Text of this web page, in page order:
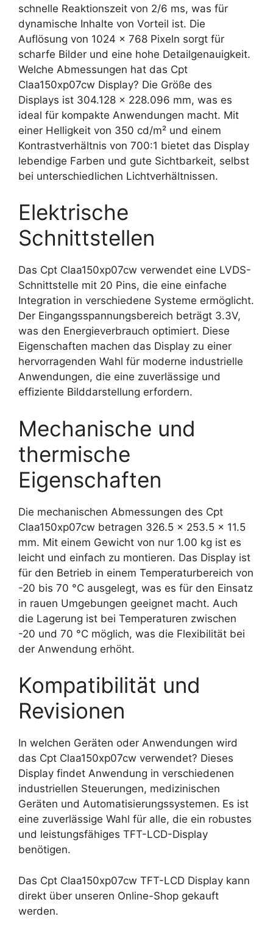
schnelle Reaktionszeit von 2/6 ms, was für
dynamische Inhalte von Vorteil ist. Die
Auflösung von 1024 x 768 Pixeln sorgt für
scharfe Bilder und eine hohe Detailgenauigkeit.
Welche Abmessungen hat das Cpt
Claa150xp07cw Display? Die Größe des
Displays ist 304.128 x 228.096 mm, was es
ideal für kompakte Anwendungen macht. Mit
einer Helligkeit von 350 cd/m² und einem
Kontrastverhältnis von 700:1 bietet das Display
lebendige Farben und gute Sichtbarkeit, selbst
bei unterschiedlichen Lichtverhältnissen.
Elektrische
Schnittstellen
Das Cpt Claa150xp07cw verwendet eine LVDS-
Schnittstelle mit 20 Pins, die eine einfache
Integration in verschiedene Systeme ermöglicht.
Der Eingangsspannungsbereich beträgt 3.3V,
was den Energieverbrauch optimiert. Diese
Eigenschaften machen das Display zu einer
hervorragenden Wahl für moderne industrielle
Anwendungen, die eine zuverlässige und
effiziente Bilddarstellung erfordern.
Mechanische und
thermische
Eigenschaften
Die mechanischen Abmessungen des Cpt
Claa150xp07cw betragen 326.5 x 253.5 x 11.5
mm. Mit einem Gewicht von nur 1.00 kg ist es
leicht und einfach zu montieren. Das Display ist
für den Betrieb in einem Temperaturbereich von
-20 bis 70 °C ausgelegt, was es für den Einsatz
in rauen Umgebungen geeignet macht. Auch
die Lagerung ist bei Temperaturen zwischen
-20 und 70 °C möglich, was die Flexibilität bei
der Anwendung erhöht.
Kompatibilität und
Revisionen
In welchen Geräten oder Anwendungen wird
das Cpt Claa150xp07cw verwendet? Dieses
Display findet Anwendung in verschiedenen
industriellen Steuerungen, medizinischen
Geräten und Automatisierungssystemen. Es ist
eine zuverlässige Wahl für alle, die ein robustes
und leistungsfähiges TFT-LCD-Display
benötigen.
Das Cpt Claa150xp07cw TFT-LCD Display kann
direkt über unseren Online-Shop gekauft
werden.